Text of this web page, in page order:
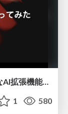
Raycast AI APIを使ってちょっと便利なAI拡張機能を作ってみた
1 580